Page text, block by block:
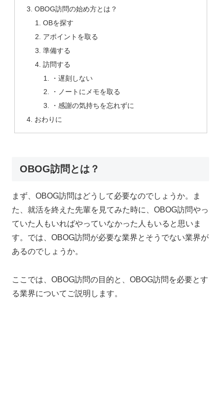
OBOG訪問の始め方とは？
OBを探す
アポイントを取る
準備する
訪問する
・遅刻しない
・ノートにメモを取る
・感謝の気持ちを忘れずに
おわりに
OBOG訪問とは？
まず、OBOG訪問はどうして必要なのでしょうか。
ま
た、就活を終えた先輩を見てみた時に、OBOG訪問やっ
ていた人もいればやっていなかった人もいると思いま
す。では、OBOG訪問が必要な業界とそうでない業界が
あるのでしょうか。
ここでは、OBOG訪問の目的と、OBOG訪問を必要とす
る業界についてご説明します。